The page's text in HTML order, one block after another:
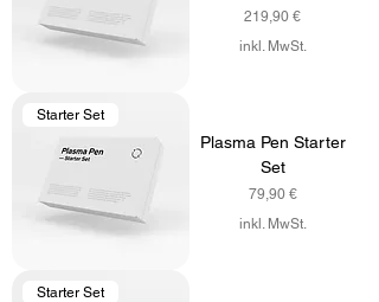
Preis
219,90 €
inkl. MwSt.
Starter Set
Plasma Pen Starter
Set
Preis
79,90 €
inkl. MwSt.
Starter Set